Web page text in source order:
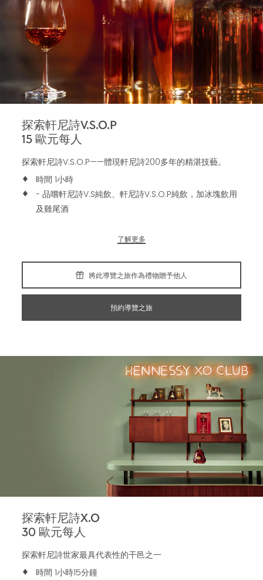
探索軒尼詩V.S.O.P
15歐元每人
探索軒尼詩V.S.O.P——體現軒尼詩200多年的精湛技藝。
時間 1小時
- 品嚐軒尼詩V.S純飲、軒尼詩V.S.O.P純飲，加冰塊飲用
及雞尾酒
了解更多
將此導覽之旅作為禮物贈予他人
預約導覽之旅
探索軒尼詩X.O
30歐元每人
探索軒尼詩世家最具代表性的干邑之一
時間 1小時15分鐘